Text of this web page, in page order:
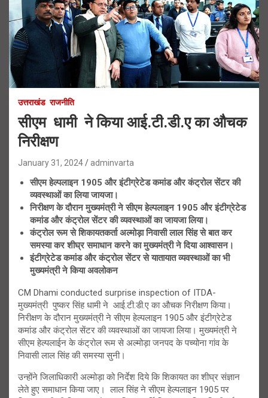
उत्तराखंड राजनीति
सीएम धामी ने किया आई.टी.डी.ए का औचक
निरीक्षण
January 31, 2024 adminvarta
सीएम हेल्पलाइन 1905 और इंटीग्रेटेड कमांड और कंट्रोल सेंटर की
व्यवस्थाओं का लिया जायजा।
निरीक्षण के दौरान मुख्यमंत्री ने सीएम हेल्पलाइन 1905 और इंटीग्रेटेड
कमांड और कंट्रोल सेंटर की व्यवस्थाओं का जायजा लिया।
कंट्रोल रूम से शिकायतकर्ता अल्मोड़ा निवासी लाल सिंह से बात कर
समस्या कर शीघ्र समाधान करने का मुख्यमंत्री ने दिया आश्वासन।
इंटीग्रेटेड कमांड और कंट्रोल सेंटर से यातायात व्यवस्थाओं का भी
मुख्यमंत्री ने किया अवलोकन
CM Dhami conducted surprise inspection of ITDA-
मुख्यमंत्री पुष्कर सिंह धामी ने आई.टी.डी.ए का औचक निरीक्षण किया।
निरीक्षण के दौरान मुख्यमंत्री ने सीएम हेल्पलाइन 1905 और इंटीग्रेटेड
कमांड और कंट्रोल सेंटर की व्यवस्थाओं का जायजा लिया। मुख्यमंत्री ने
सीएम हेल्पलाईन के कंट्रोल रूम से अल्मोड़ा जनपद के पच्योना गांव के
निवासी लाल सिंह की समस्या सुनी।
उन्होंने जिलाधिकारी अल्मोड़ा को निर्देश दिये कि शिकायत का शीघ्र संज्ञान
लेते हुए समाधान किया जाए। लाल सिंह ने सीएम हेल्पलाइन 1905 पर